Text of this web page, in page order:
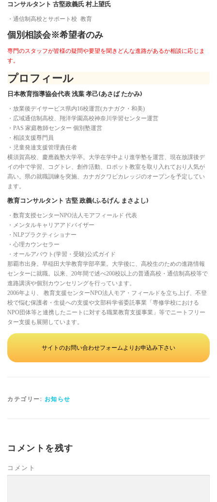
コンサルタント 古堅政義氏 村上望氏
・通信制高校とサポート校 教育
個別相談会※希望者のみ
専門のスタッフが皆様の疑問や要望を聞きどんな進路があるか相談に応じま
す。
プロフィール
日本教育指導協会代表 浅葉 孝己(あさば たかみ)
・放業後デイサービス県内16校運営(カナガク・和美)
・広域通信制高校、翔洋学園高校神奈川学習センター運営
・PAS 家庭教師センター 個別塾運営
・相談支援尊門員
・児童発達支援管理責任者
横須賀高校、慶應義塾大学卒。大学在学中より進学塾を運営、現在放課後デ
イの中で学習、コグトレ、創作活動、ロポット教室を取り入れており人気が
高い。県の就職訓練を突施、カナガクワビカレッジのオープンを予定してい
ます。
教育コンサルタント 古堅 政義(ふるげん まさよし)
・数育支授センターNPO法人モアフィールド 代表
・メンタルキャリアアドバイザー
・NLPプラクティショナー
・心理カウンセラー
・オールアバウト(学習・受験)公式ガイド
那覇市出身。早稲田大学教育学部卒業。大学後に、高校生のための進路情報
センターに就職。以来、20年間で述べ200校以上の普通高校・通信制高校等で
進路講演や個別カウンセリングを行っています。
2006年より、 教育支援センターNPO法人モア・フィールドを立ち上げ、不登
校で悩む保護者・生徒への支援や文部科学省委託事業「専修学校における
NPO団体等と連携したニートに対する職業教育支援事業」等でニートフリー
ター支援も展開しています。
サイトのお問い合わせフォームよりお申込み下さい
カテゴリー: お知らせ
コメントを残す
コメント